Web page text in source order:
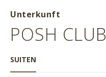
Unterkunft
POSH CLUB
SUITEN